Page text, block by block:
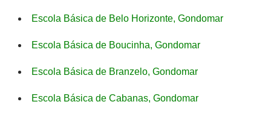
Escola Básica de Belo Horizonte, Gondomar
Escola Básica de Boucinha, Gondomar
Escola Básica de Branzelo, Gondomar
Escola Básica de Cabanas, Gondomar